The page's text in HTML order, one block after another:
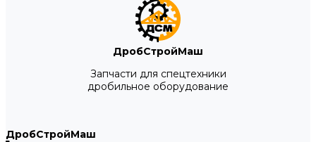
ДробСтройМаш
Запчасти для спецтехники
дробильное оборудование
ДробСтройМаш